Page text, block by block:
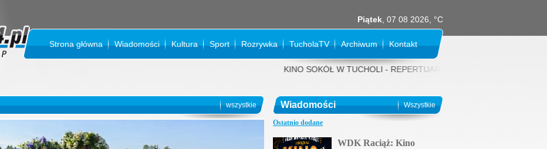
Piątek , 07 08 2026, °C
Strona główna Wiadomości Kultura Sport Rozrywka TucholaTV Archiwum Kontakt
KINO SOKÓŁ W TUCHOLI - REPERTUAR NA SIERPIEŃ 2026 rok: 31
wszystkie Wiadomości Wszystkie
Ostatnio dodane
WDK Raciąż: Kino